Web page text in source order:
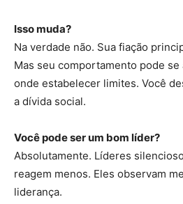
Isso muda?
Na verdade não. Sua fiação
Mas seu comportamento pode se
onde estabelecer limites. Você
a dívida social.
Você pode ser um bom líder?
Absolutamente. Líderes
reagem menos. Eles observam
liderança.